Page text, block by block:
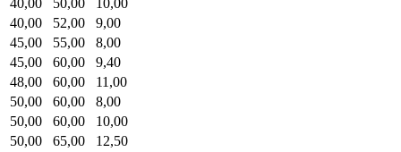
40,00
50,00
10,00
40,00
52,00
9,00
45,00
55,00
8,00
45,00
60,00
9,40
48,00
60,00
11,00
50,00
60,00
8,00
50,00
60,00
10,00
50,00
65,00
12,50